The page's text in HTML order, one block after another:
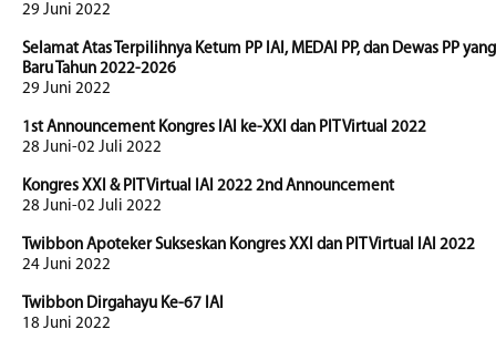
29 Juni 2022
Selamat Atas Terpilihnya Ketum PP IAI, MEDAI PP, dan Dewas PP yang
Baru Tahun 2022-2026
29 Juni 2022
1st Announcement Kongres IAI ke-XXI dan PIT Virtual 2022
28 Juni-02 Juli 2022
Kongres XXI & PIT Virtual IAI 2022 2nd Announcement
28 Juni-02 Juli 2022
Twibbon Apoteker Sukseskan Kongres XXI dan PIT Virtual IAI 2022
24 Juni 2022
Twibbon Dirgahayu Ke-67 IAI
18 Juni 2022